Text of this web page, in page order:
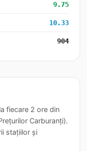
9.75
10.33
904
fiecare 2 ore din
Carburanți).
stațiilor și